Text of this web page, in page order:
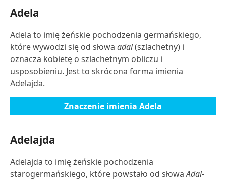
Adela
Adela to imię żeńskie pochodzenia germańskiego,
które wywodzi się od słowa adal(szlachetny) i
oznacza kobietę o szlachetnym obliczu i
usposobieniu. Jest to skrócona forma imienia
Adelajda.
Znaczenie imienia Adela
Adelajda
Adelajda to imię żeńskie pochodzenia
starogermańskiego, które powstało od słowaAdal-